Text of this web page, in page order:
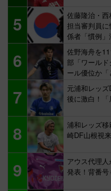
5
佐藤隆治・
担当審判員
係者「慣例」
6
佐野海舟を
部「ワール
ール優位か「
7
元浦和レッ
後に激白！「
8
浦和レッズ
崎DF山根視
9
アウス代理
発表！背番